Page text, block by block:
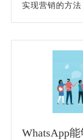
实现营销的方
WhatsApp